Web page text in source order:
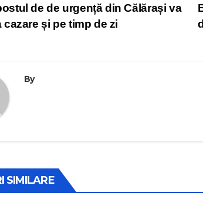
de de urgență din Călărași va
cazare și pe timp de zi
By
SIMILARE